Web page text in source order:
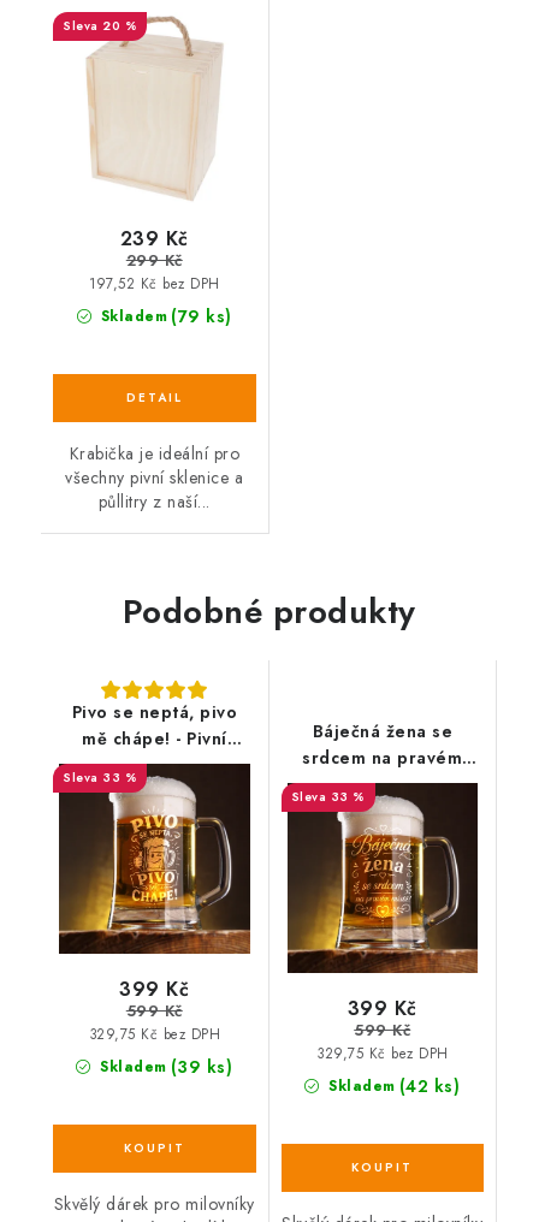
půllitr
20 %
Skladem (79 ks)
197,52 Kč bez DPH
239 Kč
299 Kč
Krabička je ideální pro
všechny pivní sklenice a
půllitry z naší...
Podobné produkty
Pivo se neptá, pivo
mě chápe! - Pivní
půllitr
33 %
Skladem (39 ks)
329,75 Kč bez DPH
399 Kč
599 Kč
Skvělý dárek pro milovníky
Báječná žena se
srdcem na pravém
místě - Pivní půllitr
33 %
Skladem (42 ks)
329,75 Kč bez DPH
399 Kč
599 Kč